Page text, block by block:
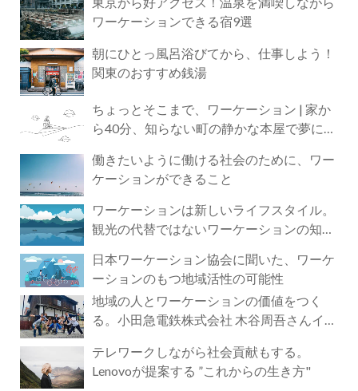
ワーケーションできる宿9選
朝にひとっ風呂浴びてから、仕事しよう！
関東のおすすめ銭湯
ちょっとそこまで、ワーケーション | 家か
ら40分、知らない町の静かな本屋で夢に近
働きたいように働ける社会のために、ワー
ケーションができること
ワーケーションは新しいライフスタイル。
観光の代替ではないワーケーションの知ら
日本ワーケーション協会に聞いた、ワーケ
ーションのもつ地域活性の可能性
地域の人とワーケーションの価値をつく
る。小田急電鉄株式会社 木谷周吾さんイン
テレワークしながら社会貢献もする。
Lenovoが提案する ”これからの生き方"